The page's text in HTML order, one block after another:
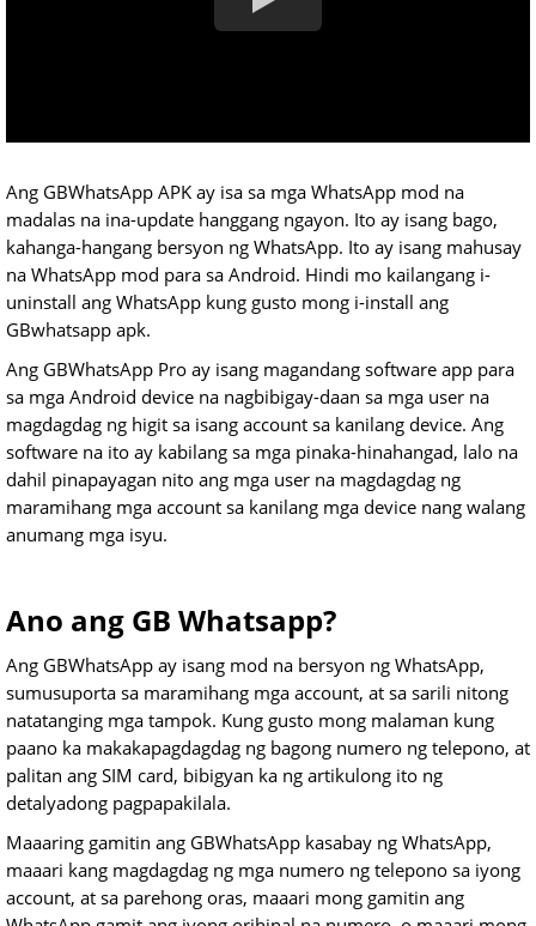
Ang GBWhatsApp APK ay isa sa mga WhatsApp mod na
madalas na ina-update hanggang ngayon. Ito ay isang bago,
kahanga-hangang bersyon ng WhatsApp. Ito ay isang mahusay
na WhatsApp mod para sa Android. Hindi mo kailangang i-
uninstall ang WhatsApp kung gusto mong i-install ang
GBwhatsapp apk.
Ang GBWhatsApp Pro ay isang magandang software app para
sa mga Android device na nagbibigay-daan sa mga user na
magdagdag ng higit sa isang account sa kanilang device. Ang
software na ito ay kabilang sa mga pinaka-hinahangad, lalo na
dahil pinapayagan nito ang mga user na magdagdag ng
maramihang mga account sa kanilang mga device nang walang
anumang mga isyu.
Ano ang GB Whatsapp?
Ang GBWhatsApp ay isang mod na bersyon ng WhatsApp,
sumusuporta sa maramihang mga account, at sa sarili nitong
natatanging mga tampok. Kung gusto mong malaman kung
paano ka makakapagdagdag ng bagong numero ng telepono, at
palitan ang SIM card, bibigyan ka ng artikulong ito ng
detalyadong pagpapakilala.
Maaaring gamitin ang GBWhatsApp kasabay ng WhatsApp,
maaari kang magdagdag ng mga numero ng telepono sa iyong
account, at sa parehong oras, maaari mong gamitin ang